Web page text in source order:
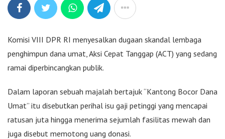
Komisi VIII DPR RI menyesalkan dugaan skandal lembaga
penghimpun dana umat, Aksi Cepat Tanggap (ACT) yang sedang
ramai diperbincangkan publik.
Dalam laporan sebuah majalah bertajuk “Kantong Bocor Dana
Umat” itu disebutkan perihal isu gaji petinggi yang mencapai
ratusan juta hingga menerima sejumlah fasilitas mewah dan
juga disebut memotong uang donasi.